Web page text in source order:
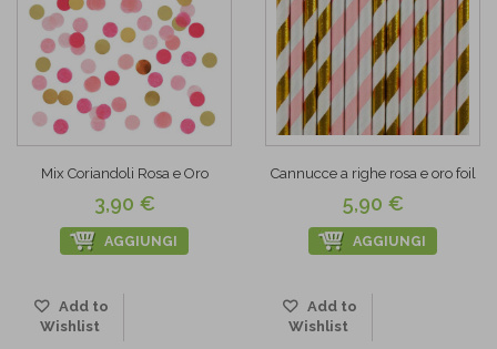
Mix Coriandoli Rosa e Oro
3,90 €
AGGIUNGI
Add to
Wishlist
Cannucce a righe rosa e oro foil
5,90 €
AGGIUNGI
Add to
Wishlist